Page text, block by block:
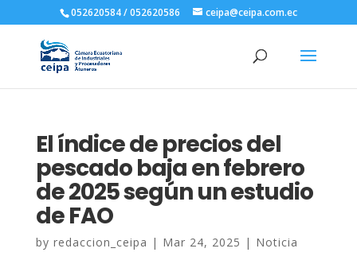
052620584 / 052620586 ceipa@ceipa.com.ec
El índice de precios del
pescado baja en febrero
de 2025 según un estudio
de FAO
by redaccion_ceipa | Mar 24, 2025 | Noticia